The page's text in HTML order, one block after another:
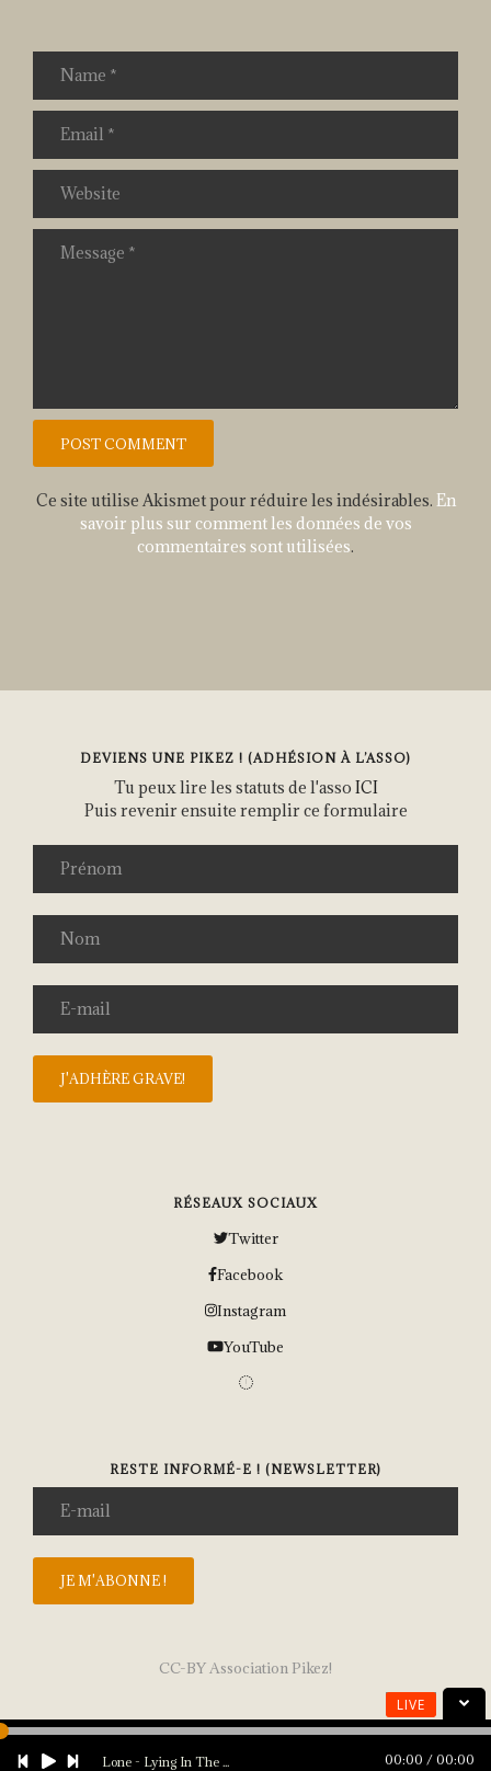
Ce site utilise Akismet pour réduire les indésirables. En
savoir plus sur comment les données de vos
commentaires sont utilisées.
DEVIENS UNE PIKEZ ! (ADHÉSION À L’ASSO)
Tu peux lire les statuts de l'asso ICI
Puis revenir ensuite remplir ce formulaire
RÉSEAUX SOCIAUX
Twitter
Facebook
Instagram
YouTube
RESTE INFORMÉ-E ! (NEWSLETTER)
CC-BY Association Pikez!
Lone - Lying In The Reeds 00:00 00:00
LIVE